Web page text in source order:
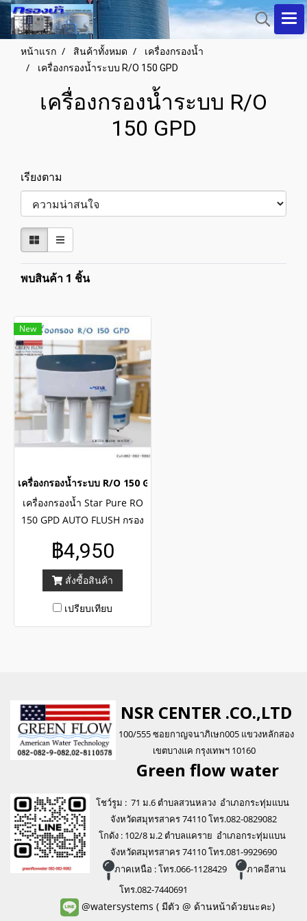
หน้าแรก สินค้าทั้งหมด
เครื่องกรองน้ำ
เครื่องกรองน้ำระบบ R/O 150 GPD
เครื่องกรองน้ำระบบ R/O
150 GPD
เรียงตาม
พบสินค้า 1 ชิ้น
New
เครื่องกรองน้ำระบบ R/O 150 GPD
เครื่องกรองน้ำ Star Pure RO
150 GPD AUTO FLUSH กรอง
Osmosis (RO) คุณภาพสูงถึง 5
ขั้นตอน น้ำที่ผ่านการกรองมี
ความสะอาด ปราศจากเชื้อโรค
ไวรัส และแบคทีเรีย ด้วย
ผ่านมาตรฐานน้ำดื่ม WQA
฿4,950
สั่งซื้อสินค้า
เปรียบเทียบ
NSR CENTER .CO.,LTD
100/555 ซอยกาญจนาภิเษก005 แขวงหลักสอง
เขตบางแค กรุงเทพฯ 10160
Green flow water
โชว์รูม : 71 ม.6 ตำบลสวนหลวง อำเภอกระทุ่มแบน
จังหวัดสมุทรสาคร 74110 โทร.082-0829082
โกดัง : 102/8 ม.2 ตำบลแคราย อำเภอกระทุ่มแบน
จังหวัดสมุทรสาคร 74110 โทร.081-9929690
ภาคเหนือ : โทร.066-1128429
ภาคอีสาน
โทร.082-7440691
@watersystems ( มีตัว @ ด้านหน้าด้วยนะคะ)